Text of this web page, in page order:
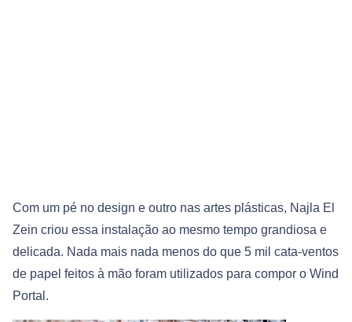
Com um pé no design e outro nas artes plásticas, Najla El
Zein criou essa instalação ao mesmo tempo grandiosa e
delicada. Nada mais nada menos do que 5 mil cata-ventos
de papel feitos à mão foram utilizados para compor o Wind
Portal.